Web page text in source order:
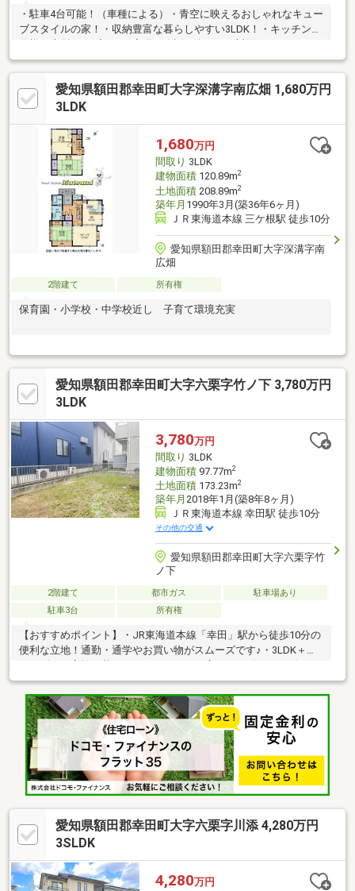
・駐車4台可能！（車種による）・青空に映えるおしゃれなキュー
ブスタイルの家！・収納豊富な暮らしやすい3LDK！・キッチン同
す！＊ライフインフォメーション＊・JR東海道本線「幸田」駅ま
で徒歩約9分・豊坂小学校まで徒歩約17分・南部中学校まで徒歩
約25分・スーパーセンター オークワまで徒歩約3分・幸田みや
こ認定こども園まで徒歩約6分・ファミリーマート幸田芦谷店まで
18分・碧海信用金庫 幸田支店まで徒歩約18分・岡崎信用金庫 幸
田支店まで徒歩約20分
愛知県額田郡幸田町大字深溝字南広畑 1,680万円
3LDK
1,680万円
間取り 3LDK
建物面積120.89m2
土地面積208.89m2
築年月 1990年3月(築36年6ヶ月)
ＪＲ東海道本線 三ケ根駅 徒歩10分
愛知県額田郡幸田町大字深溝字南
広畑
2階建て 所有権
保育園・小学校・中学校近し 子育て環境充実
愛知県額田郡幸田町大字六栗字竹ノ下 3,780万円
3LDK
3,780万円
間取り 3LDK
建物面積97.77m2
土地面積173.23m2
築年月 2018年1月(築8年8ヶ月)
ＪＲ東海道本線 幸田駅 徒歩10分
その他の交通
愛知県額田郡幸田町大字六栗字竹
ノ下
2階建て 都市ガス
駐車場あり
駐車3台
所有権
【おすすめポイント】・JR東海道本線「幸田」駅から徒歩10分の
便利な立地！通勤・通学やお買い物がスムーズです♪・3LDK＋ペ
ング・キッチンは光がたっぷり入る明るい空間です！・対面式キ
ッチンだから、調理しながらリビングの家族の様子が見守れます♪
カップボード付きで食器やキッチン用品もたっぷり収納できま
す！・駐車は3台以上可能◎来客時も安心で、毎日の出入りもラク
ラク。・クローゼットが複数あり、収納が充実！毎日の生活に必
要なものがスッキリ片付きます♪・庭付きだから、お子さんと一緒
に外遊びを楽しめる。家族時間がより豊かになります◎
愛知県額田郡幸田町大字六栗字川添 4,280万円
3SLDK
4,280万円